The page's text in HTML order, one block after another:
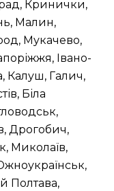
Кринички,
Малин,
Мукачево,
Івано-
Калуш, Галич,
Біла
Дрогобич,
Миколаїв,
Полтава,